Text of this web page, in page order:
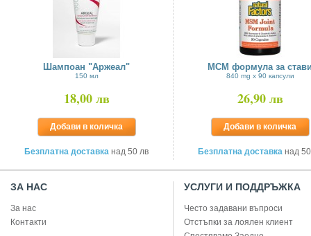
Шампоан "Аржеал"
150 мл
18,00 лв
Добави в количка
Безплатна доставка над 50 лв
МСМ формула за
840 mg х 90 капсули
26,90 лв
Добави в количка
Безплатна доставка над
ЗА НАС
За нас
Контакти
УСЛУГИ И ПОДДРЪЖКА
Често задавани въпроси
Отстъпки за лоялен клиент